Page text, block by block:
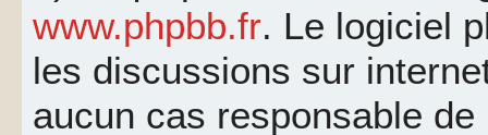
www.phpbb.fr. Le logiciel
les discussions sur
aucun cas responsable